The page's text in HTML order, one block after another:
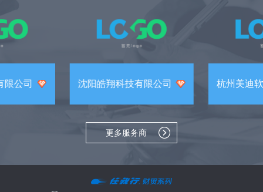
限公司 沈阳皓翔科技有限公司 杭州美迪
更多服务商